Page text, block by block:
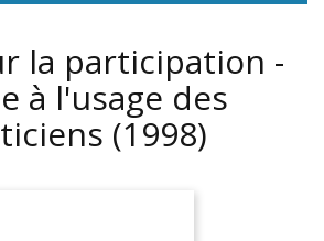
la participation -
à l'usage des
(1998)